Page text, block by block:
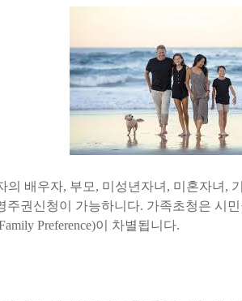
배우자, 부모, 미성년자녀, 미혼자녀,
권신청이 가능하니다. 가족초청은 시
Preference)이 차별됩니다.